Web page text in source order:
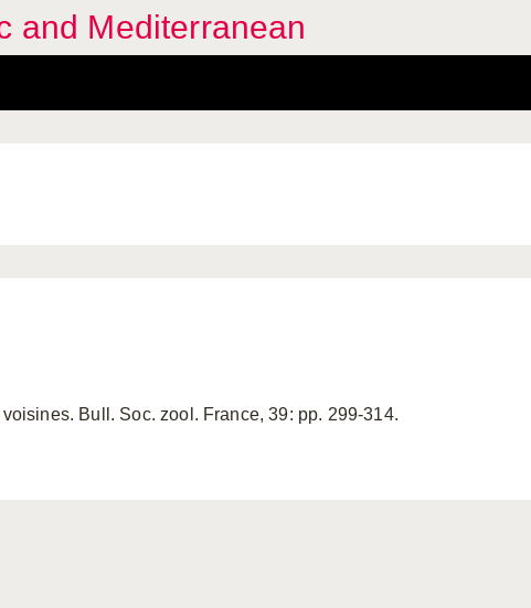
and Mediterranean
Bull. Soc. zool. France, 39: pp. 299-314.